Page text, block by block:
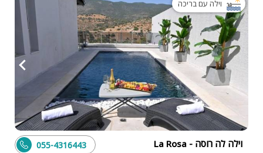
וילה עם בריכה
וילה לה רוסה - La Rosa 055-4316443